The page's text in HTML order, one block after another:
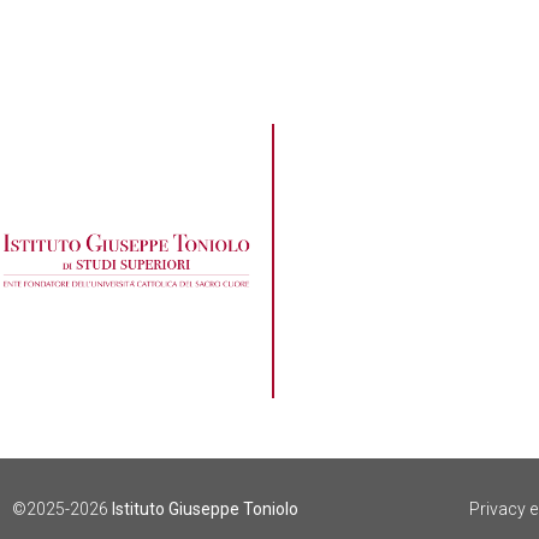
©2025-2026 Istituto Giuseppe Toniolo Privacy